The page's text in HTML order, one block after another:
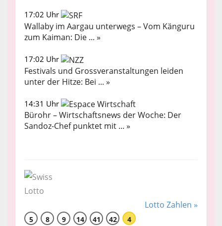
17:02 Uhr
Wallaby im Aargau unterwegs – Vom Känguru
zum Kaiman: Die ... »
17:02 Uhr
Festivals und Grossveranstaltungen leiden
unter der Hitze: Bei ... »
14:31 Uhr
Bürohr – Wirtschaftsnews der Woche: Der
Sandoz-Chef punktet mit ... »
Lotto Zahlen »
5 8 9 14 41 42 4